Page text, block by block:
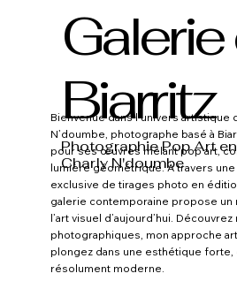
Biarritz
Photographie Pop Art
Charly N'doumbe
Bienvenue dans l’univers artistique
N’doumbe, photographe basé à
pour ses œuvres mêlant pop art,
lumière géométrique. À travers
exclusive de tirages photo en
galerie contemporaine propose un
l’art visuel d’aujourd’hui.
photographiques, mon approche
plongez dans une esthétique
résolument moderne.